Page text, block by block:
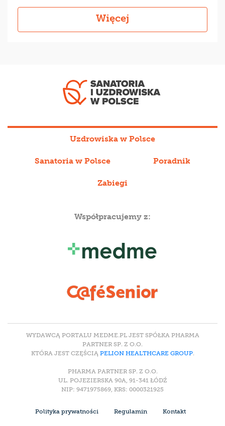
Więcej
Uzdrowiska w Polsce
Sanatoria w Polsce Poradnik
Zabiegi
Współpracujemy z:
WYDAWCĄ PORTALU MEDME.PL JEST SPÓŁKA PHARMA
PARTNER SP. Z O.O.
KTÓRA JEST CZĘŚCIĄ PELION HEALTHCARE GROUP.
PHARMA PARTNER SP. Z O.O.
UL. POJEZIERSKA 90A, 91-341 ŁÓDŹ
NIP: 9471975869, KRS: 0000321925
Polityka prywatności Regulamin Kontakt